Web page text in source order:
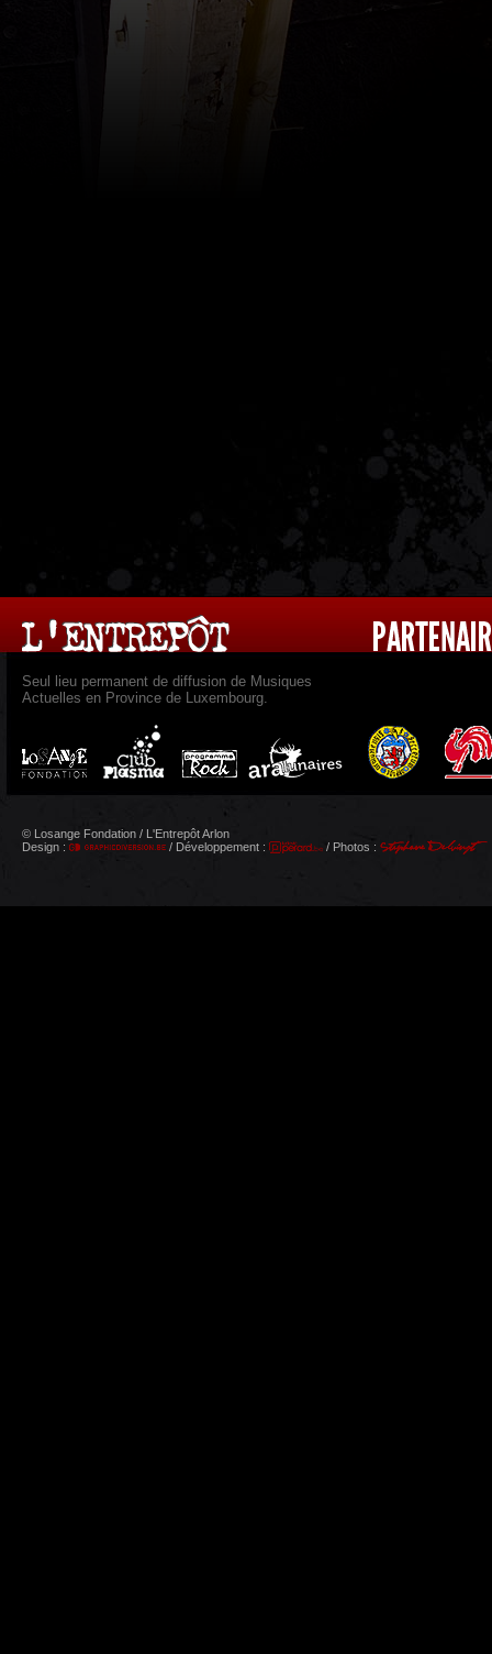
Seul lieu permanent de diffusion de Musiques
Actuelles en Province de Luxembourg.
© Losange Fondation / L'Entrepôt Arlon
Design :
/ Développement : / Photos :